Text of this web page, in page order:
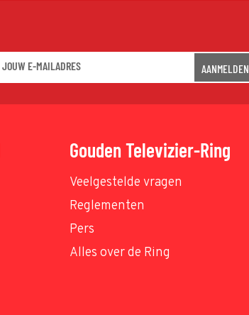
AANMELDEN
Gouden Televizier-Ring
Veelgestelde vragen
Reglementen
Pers
Alles over de Ring